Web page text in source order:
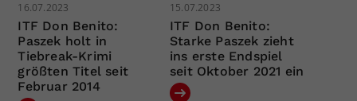
16.07.2023
ITF Don Benito:
Paszek holt in
Tiebreak-Krimi
größten Titel seit
Februar 2014
15.07.2023
ITF Don Benito:
Starke Paszek zieht
ins erste Endspiel
seit Oktober 2021 ein